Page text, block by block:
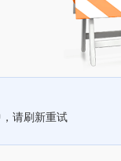
请刷新重试